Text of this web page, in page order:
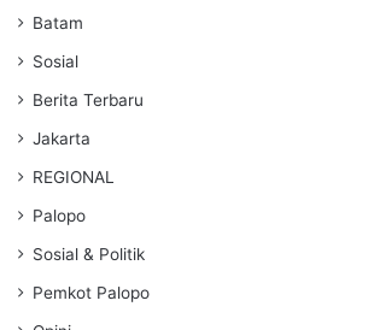
Batam
Sosial
Berita Terbaru
Jakarta
REGIONAL
Palopo
Sosial & Politik
Pemkot Palopo